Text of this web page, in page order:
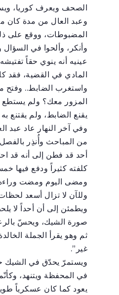
الصحف ويعرف كوريا،
وعبد العال من مدة كان
المضبوطات، ووقع على
وأنكر، وألحوا في
عينيه أنه ينوي حقاً
المادي في القضية، فقد
واستغرب الضابط.. وفتح
المزور معك؟ ولم يستطع
يقنع الضابط، ولم يقتنع
وفي آخر النهار عاد
من المباحث وأُنذِر
أحد قد فطن إلى أنه قد
كلفته كثيراً ودفع فيها
ومضى اليوم ومضت
وللآن لا تزال أسعد
ويطمئن إلى أن أحداً لا
صورة الشيك، ويحسّ
ثم وهو يقرأ الجملة
غير”.
ويستمرّ يحدّق في الشيك
في المحفظة ويتنهد،
يعود كما كان عسكرياً